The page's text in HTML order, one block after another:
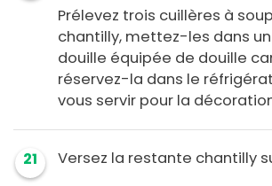
Prélevez trois cuillères à
chantilly, mettez-les dans
douille équipée de douille
réservez-la dans le
vous servir pour la
21 Versez la restante chantilly